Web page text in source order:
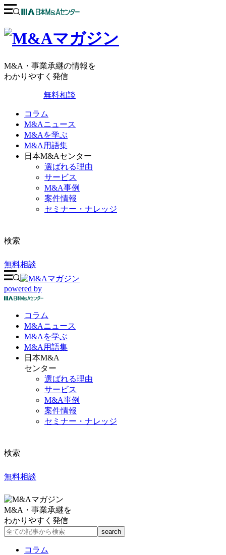
M&A・事業承継の情報を
わかりやすく発信
無料相談
コラム
M&Aニュース
M&Aを学ぶ
M&A用語集
日本M&Aセンター
選ばれる理由
サービス
M&A事例
案件情報
セミナー・ナレッジ
検索
無料相談
powered by
コラム
M&Aニュース
M&Aを学ぶ
M&A 用語集
日本M&A
センター
選ばれる理由
サービス
M&A事例
案件情報
セミナー・ナレッジ
検索
無料相談
M&A・事業承継を
わかりやすく発信
コラム